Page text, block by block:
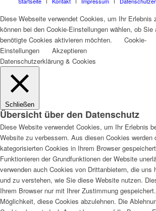
Diese Webseite verwendet Cookies, um Ihr Erlebnis
können bei den Cookie-Einstellungen wählen, ob
benötigte Cookies aktivieren möchten.
Cookie-
Einstellungen
Akzeptieren
Datenschutzerklärung & Cookies
Schließen
Übersicht über den Datenschutz
Diese Website verwendet Cookies, um Ihr Erlebnis
Website zu verbessern. Aus diesen Cookies werden
kategorisierten Cookies in Ihrem Browser
Funktionieren der Grundfunktionen der Website
verwenden auch Cookies von Drittanbietern, die uns
und zu verstehen, wie Sie diese Website nutzen.
Ihrem Browser nur mit Ihrer Zustimmung
Möglichkeit, diese Cookies abzulehnen. Die